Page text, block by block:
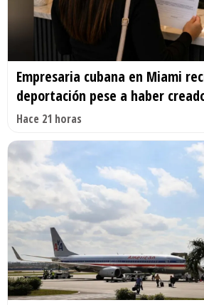
Empresaria cubana en Miami
deportación pese a haber
Hace 21 horas